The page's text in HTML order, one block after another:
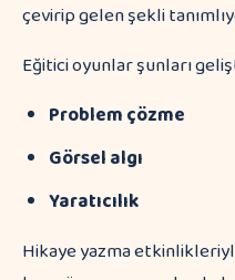
çevirip gelen şekli
Eğitici oyunlar şunları
Problem çözme
Görsel algı
Yaratıcılık
Hikaye yazma